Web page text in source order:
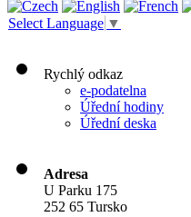
Select Language ▼
Rychlý odkaz
e-podatelna
Úřední hodiny
Úřední deska
Adresa
U Parku 175
252 65 Tursko